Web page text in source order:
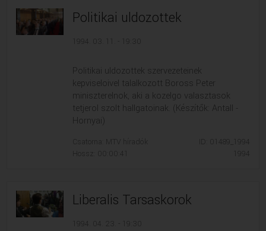
Politikai uldozottek
1994. 03. 11. - 19:30
Politikai uldozottek szervezeteinek
kepviseloivel talalkozott Boross Peter
miniszterelnok, aki a kozelgo valasztasok
tetjerol szolt hallgatoinak. (Készítők: Antall -
Hornyai)
Csatorna: MTV híradók
Hossz: 00:00:41
ID: 01489_1994
1994
Liberalis Tarsaskorok
1994. 04. 23. - 19:30